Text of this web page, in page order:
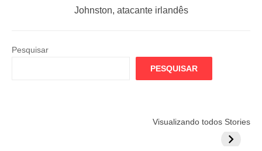
o
Johnston, atacante irlandês
Pesquisar
PESQUISAR
Visualizando todos Stories
Globo quer
Lesão
do